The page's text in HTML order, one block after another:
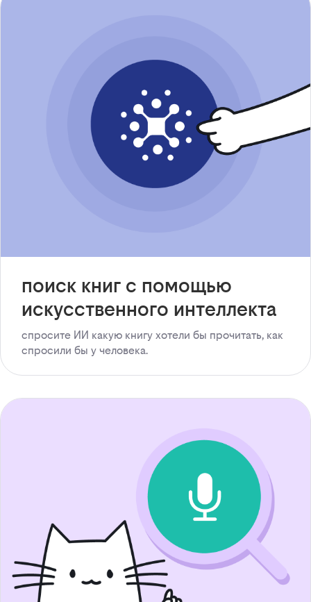
поиск книг с помощью
искусственного интеллекта
спросите ИИ какую книгу хотели бы прочитать, как
спросили бы у человека.